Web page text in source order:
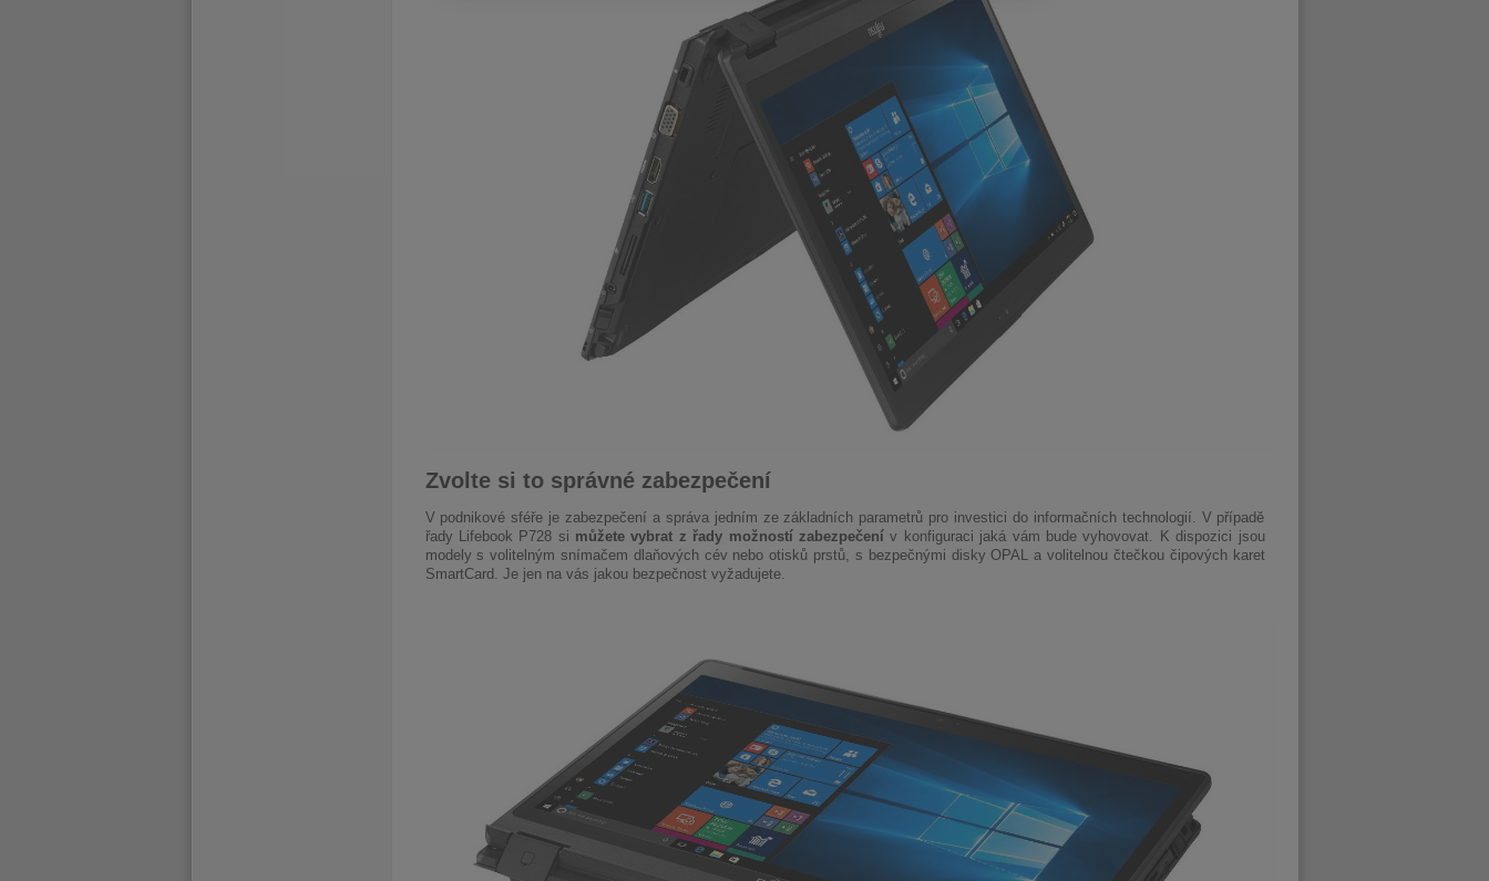
Zvolte si to správné zabezpečení
V podnikové sféře je zabezpečení a správa jedním ze základních parametrů pro investici do informačních technologií. V případě
řady Lifebook P728 si můžete vybrat z řady možností zabezpečení v konfiguraci jaká vám bude vyhovovat. K dispozici jsou
modely s volitelným snímačem dlaňových cév nebo otisků prstů, s bezpečnými disky OPAL a volitelnou čtečkou čipových karet
SmartCard. Je jen na vás jakou bezpečnost vyžadujete.